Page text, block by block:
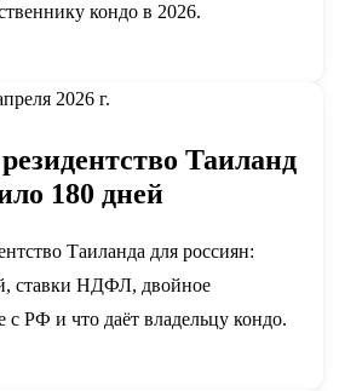
кондо в 2026.
2026 г.
Таиланд
180 дней
Таиланда для россиян:
ставки НДФЛ, двойное
с РФ и что даёт владельцу кондо.